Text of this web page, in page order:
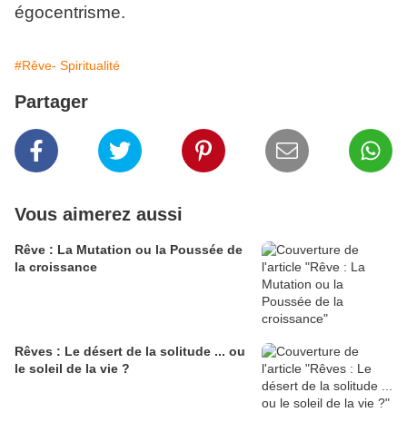
égocentrisme.
#Rêve- Spiritualité
Partager
Vous aimerez aussi
Rêve : La Mutation ou la Poussée de
la croissance
Rêves : Le désert de la solitude ... ou
le soleil de la vie ?